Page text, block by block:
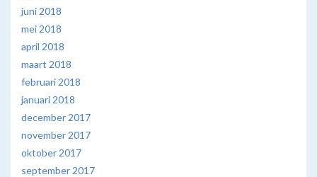
juni 2018
mei 2018
april 2018
maart 2018
februari 2018
januari 2018
december 2017
november 2017
oktober 2017
september 2017